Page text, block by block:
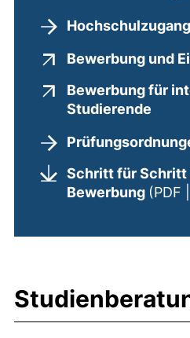
Hochschulzugang
Bewerbung und
Bewerbung für
Studierende
Schritt für Schritt
Bewerbung (PDF